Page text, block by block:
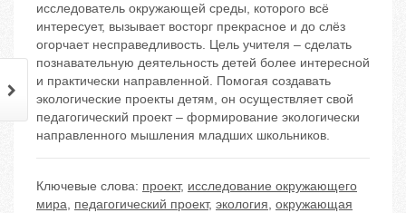
исследователь окружающей среды, которого всё
интересует, вызывает восторг прекрасное и до слёз
огорчает несправедливость. Цель учителя – сделать
познавательную деятельность детей более интересной
и практически направленной. Помогая создавать
экологические проекты детям, он осуществляет свой
педагогический проект – формирование экологически
направленного мышления младших школьников.
Ключевые слова: проект, исследование окружающего
мира, педагогический проект, экология, окружающая